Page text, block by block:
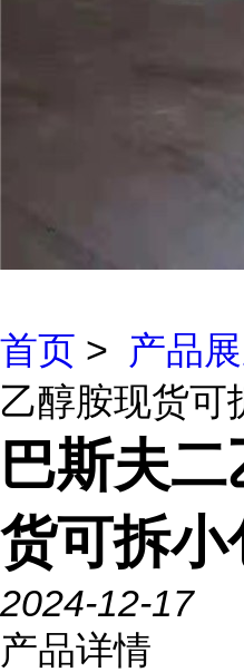
首页 > 产品
乙醇胺现货可
巴斯夫
货可拆小
2024-12-17
产品详情